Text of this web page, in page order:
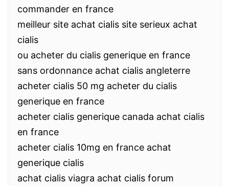
commander en france
meilleur site achat cialis site serieux achat
cialis
ou acheter du cialis generique en france
sans ordonnance achat cialis angleterre
acheter cialis 50 mg acheter du cialis
generique en france
acheter cialis generique canada achat cialis
en france
acheter cialis 10mg en france achat
generique cialis
achat cialis viagra achat cialis forum